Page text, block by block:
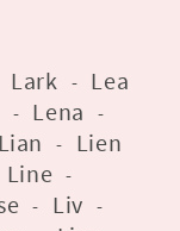
Lark - Lea
- Lena -
Lian - Lien
Line -
- Liv -